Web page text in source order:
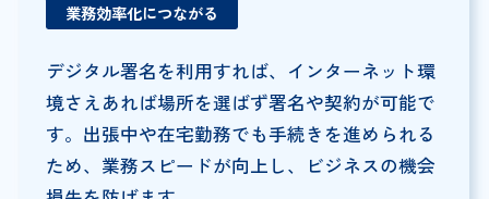
業務効率化につながる
デジタル署名を利用すれば、インターネット環
境さえあれば場所を選ばず署名や契約が可能で
す。出張中や在宅勤務でも手続きを進められる
ため、業務スピードが向上し、ビジネスの機会